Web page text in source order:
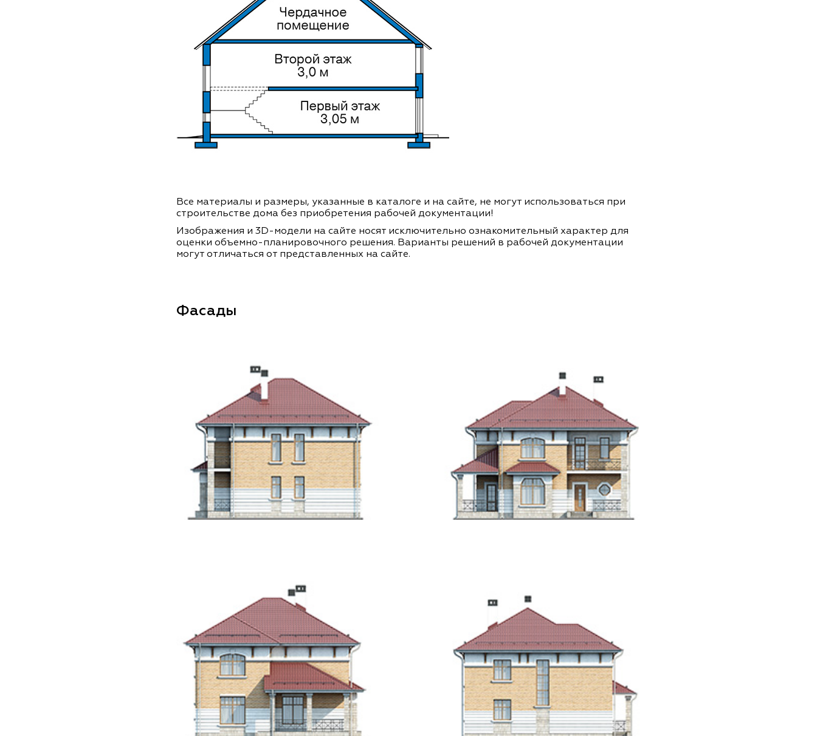
Все материалы и размеры, указанные в каталоге и на сайте, не могут использоваться при
строительстве дома без приобретения рабочей документации!
Изображения и 3D-модели на сайте носят исключительно ознакомительный характер для
оценки объемно-планировочного решения. Варианты решений в рабочей документации
могут отличаться от представленных на сайте.
Фасады